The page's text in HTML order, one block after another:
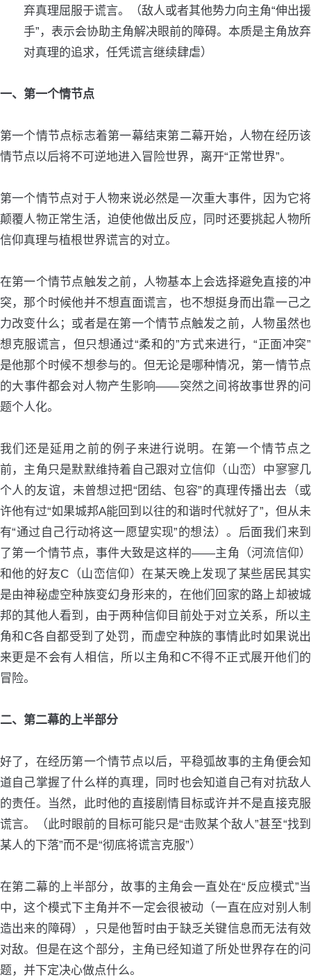
弃真理屈服于谎言。（敌人或者其他势力向主角“伸出援
手”，表示会协助主角解决眼前的障碍。本质是主角放弃
对真理的追求，任凭谎言继续肆虐）
一、第一个情节点
第一个情节点标志着第一幕结束第二幕开始，人物在经历该
情节点以后将不可逆地进入冒险世界，离开“正常世界”。
第一个情节点对于人物来说必然是一次重大事件，因为它将
颠覆人物正常生活，迫使他做出反应，同时还要挑起人物所
信仰真理与植根世界谎言的对立。
在第一个情节点触发之前，人物基本上会选择避免直接的冲
突，那个时候他并不想直面谎言，也不想挺身而出靠一己之
力改变什么；或者是在第一个情节点触发之前，人物虽然也
想克服谎言，但只想通过“柔和的”方式来进行，“正面冲突”
是他那个时候不想参与的。但无论是哪种情况，第一情节点
的大事件都会对人物产生影响——突然之间将故事世界的问
题个人化。
我们还是延用之前的例子来进行说明。在第一个情节点之
前，主角只是默默维持着自己跟对立信仰（山峦）中寥寥几
个人的友谊，未曾想过把“团结、包容”的真理传播出去（或
许他有过“如果城邦A能回到以往的和谐时代就好了”，但从未
有“通过自己行动将这一愿望实现”的想法）。后面我们来到
了第一个情节点，事件大致是这样的——主角（河流信仰）
和他的好友C（山峦信仰）在某天晚上发现了某些居民其实
是由神秘虚空种族变幻身形来的，在他们回家的路上却被城
邦的其他人看到，由于两种信仰目前处于对立关系，所以主
角和C各自都受到了处罚，而虚空种族的事情此时如果说出
来更是不会有人相信，所以主角和C不得不正式展开他们的
冒险。
二、第二幕的上半部分
好了，在经历第一个情节点以后，平稳弧故事的主角便会知
道自己掌握了什么样的真理，同时也会知道自己有对抗敌人
的责任。当然，此时他的直接剧情目标或许并不是直接克服
谎言。（此时眼前的目标可能只是“击败某个敌人”甚至“找到
某人的下落”而不是“彻底将谎言克服”）
在第二幕的上半部分，故事的主角会一直处在“反应模式”当
中，这个模式下主角并不一定会很被动（一直在应对别人制
造出来的障碍），只是他暂时由于缺乏关键信息而无法有效
对敌。但是在这个部分，主角已经知道了所处世界存在的问
题，并下定决心做点什么。